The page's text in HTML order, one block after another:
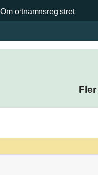
Om ortnamnsregistret